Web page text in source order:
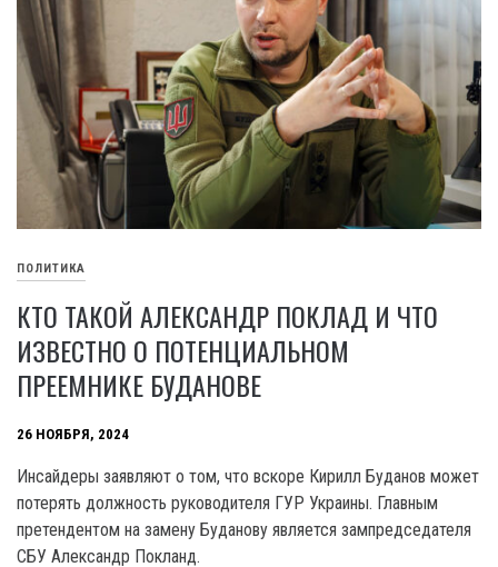
ПОЛИТИКА
КТО ТАКОЙ АЛЕКСАНДР ПОКЛАД И ЧТО
ИЗВЕСТНО О ПОТЕНЦИАЛЬНОМ
ПРЕЕМНИКЕ БУДАНОВЕ
26 НОЯБРЯ, 2024
Инсайдеры заявляют о том, что вскоре Кирилл Буданов может
потерять должность руководителя ГУР Украины. Главным
претендентом на замену Буданову является зампредседателя
СБУ Александр Покланд.